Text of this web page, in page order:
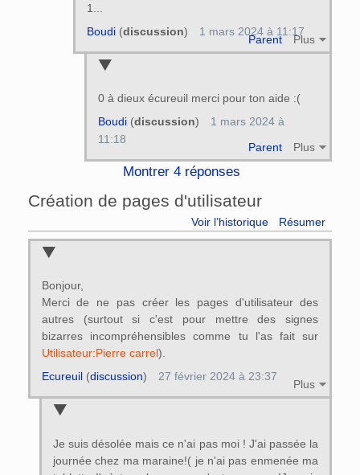
1...
Parent Plus
Boudi(discussion) 1 mars 2024 à 11:17
0 à dieux écureuil merci pour ton aide :(
Parent Plus
Boudi(discussion)
1 mars 2024 à
11:18
Montrer 4 réponses
Création de pages d'utilisateur
Voir l’historique Résumer
Bonjour,
Merci de ne pas créer les pages d'utilisateur des
autres (surtout si c'est pour mettre des signes
bizarres incompréhensibles comme tu l'as fait sur
Utilisateur:Pierre carrel).
Plus
Ecureuil(discussion) 27 février 2024 à 23:37
Je suis désolée mais ce n'ai pas moi ! J'ai passée la
journée chez ma maraine!( je n'ai pas enmenée ma